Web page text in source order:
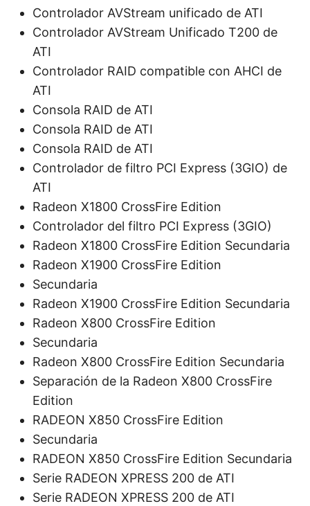
Controlador AVStream unificado de ATI
Controlador AVStream Unificado T200 de
ATI
Controlador RAID compatible con AHCI de
ATI
Consola RAID de ATI
Consola RAID de ATI
Consola RAID de ATI
Controlador de filtro PCI Express (3GIO) de
ATI
Radeon X1800 CrossFire Edition
Controlador del filtro PCI Express (3GIO)
Radeon X1800 CrossFire Edition Secundaria
Radeon X1900 CrossFire Edition
Secundaria
Radeon X1900 CrossFire Edition Secundaria
Radeon X800 CrossFire Edition
Secundaria
Radeon X800 CrossFire Edition Secundaria
Separación de la Radeon X800 CrossFire
Edition
RADEON X850 CrossFire Edition
Secundaria
RADEON X850 CrossFire Edition Secundaria
Serie RADEON XPRESS 200 de ATI
Serie RADEON XPRESS 200 de ATI